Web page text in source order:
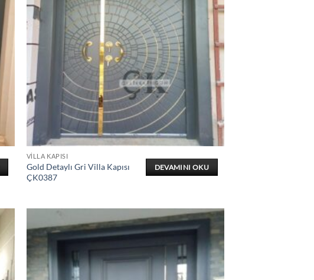
VILLA KAPISI
Gold Detaylı Gri Villa Kapısı
ÇK0387
DEVAMINI OKU